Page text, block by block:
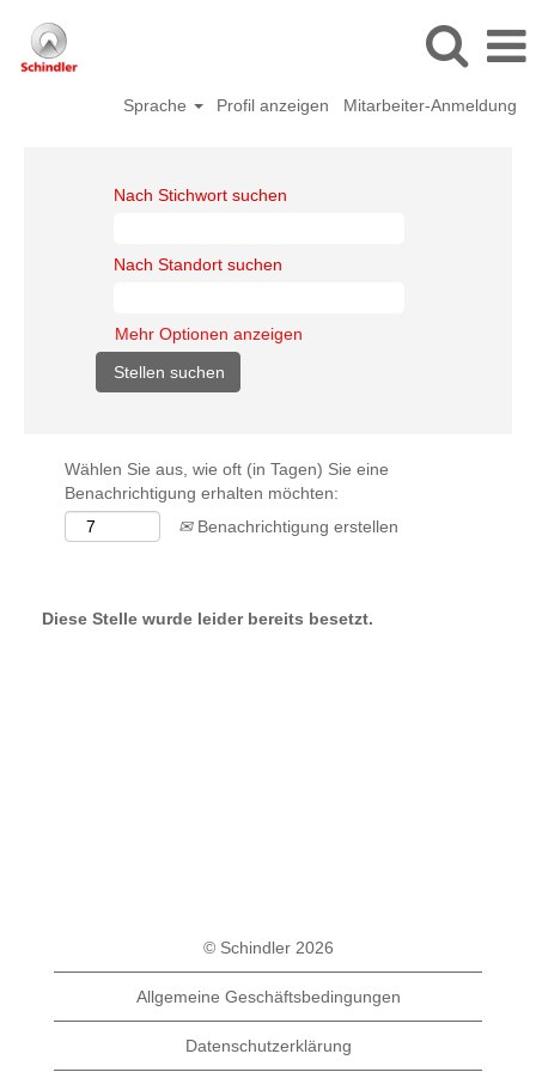
Sprache Profil anzeigen Mitarbeiter-Anmeldung
Nach Stichwort suchen
Nach Standort suchen
Mehr Optionen anzeigen
Wählen Sie aus, wie oft (in Tagen) Sie eine
Benachrichtigung erhalten möchten:
Benachrichtigung erstellen
Diese Stelle wurde leider bereits besetzt.
© Schindler 2026
Allgemeine Geschäftsbedingungen
Datenschutzerklärung